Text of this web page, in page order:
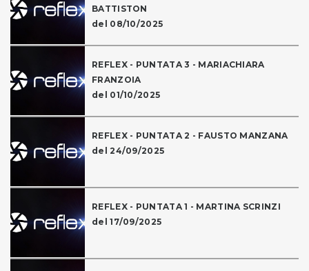
BATTISTON
del 08/10/2025
REFLEX - PUNTATA 3 - MARIACHIARA
FRANZOIA
del 01/10/2025
REFLEX - PUNTATA 2 - FAUSTO MANZANA
del 24/09/2025
REFLEX - PUNTATA 1 - MARTINA SCRINZI
del 17/09/2025